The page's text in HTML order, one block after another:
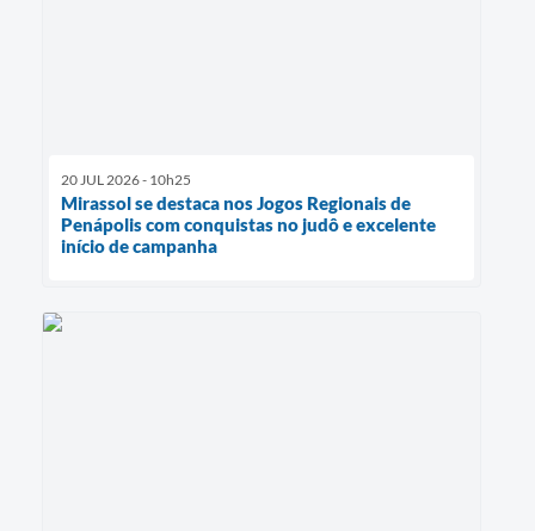
20 JUL 2026 - 10h25
Mirassol se destaca nos Jogos Regionais de
Penápolis com conquistas no judô e excelente
início de campanha